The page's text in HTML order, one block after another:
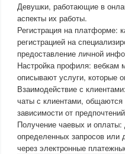
Девушки, работающие в
аспекты их работы.
Регистрация на платформе:
регистрацией на
предоставление личной
Настройка профиля: вебкам
описывают услуги, которые
Взаимодействие с
чаты с клиентами,
зависимости от
Получение чаевых и оплаты:
определенных запросов или
через электронные